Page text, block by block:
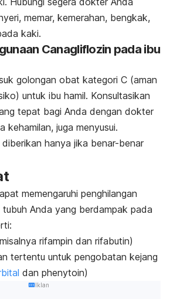
memar, kemerahan, bengkak,
kaki.
Canagliflozin pada ibu
golongan obat kategori C (aman
untuk ibu hamil. Konsultasikan
tepat bagi Anda dengan dokter
kehamilan, juga menyusui.
hanya jika benar-benar
memengaruhi penghilangan
Anda yang berdampak pada
rifampin dan rifabutin)
untuk pengobatan kejang
dan phenytoin)
Iklan